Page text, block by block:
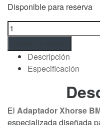
Disponible para reserva
Adaptador
Xhorse
BMW-
BDC2
de
Módulos
Descripción
Especificación
El Adaptador Xhorse
especializada diseñada